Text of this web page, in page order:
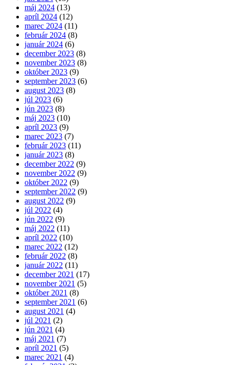
máj 2024 (13)
apríl 2024 (12)
marec 2024 (11)
február 2024 (8)
január 2024 (6)
december 2023 (8)
november 2023 (8)
október 2023 (9)
september 2023 (6)
august 2023 (8)
júl 2023 (6)
jún 2023 (8)
máj 2023 (10)
apríl 2023 (9)
marec 2023 (7)
február 2023 (11)
január 2023 (8)
december 2022 (9)
november 2022 (9)
október 2022 (9)
september 2022 (9)
august 2022 (9)
júl 2022 (4)
jún 2022 (9)
máj 2022 (11)
apríl 2022 (10)
marec 2022 (12)
február 2022 (8)
január 2022 (11)
december 2021 (17)
november 2021 (5)
október 2021 (8)
september 2021 (6)
august 2021 (4)
júl 2021 (2)
jún 2021 (4)
máj 2021 (7)
apríl 2021 (5)
marec 2021 (4)